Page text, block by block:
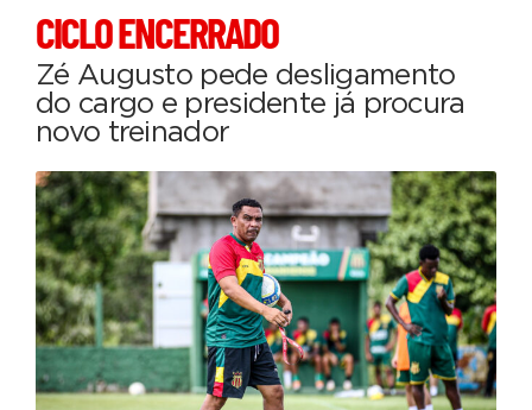
CICLO ENCERRADO
Zé Augusto pede desligamento
do cargo e presidente já procura
novo treinador